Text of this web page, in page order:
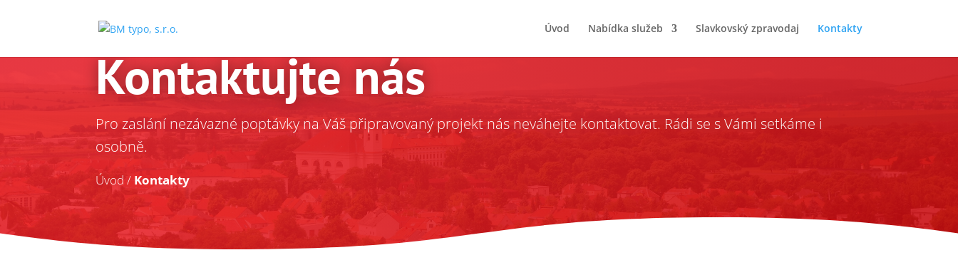
Úvod Nabídka služeb Slavkovský zpravodaj Kontakty
Kontaktujte nás
Pro zaslání nezávazné poptávky na Váš připravovaný projekt nás neváhejte kontaktovat. Rádi se s Vámi setkáme i
osobně.
Úvod/ Kontakty